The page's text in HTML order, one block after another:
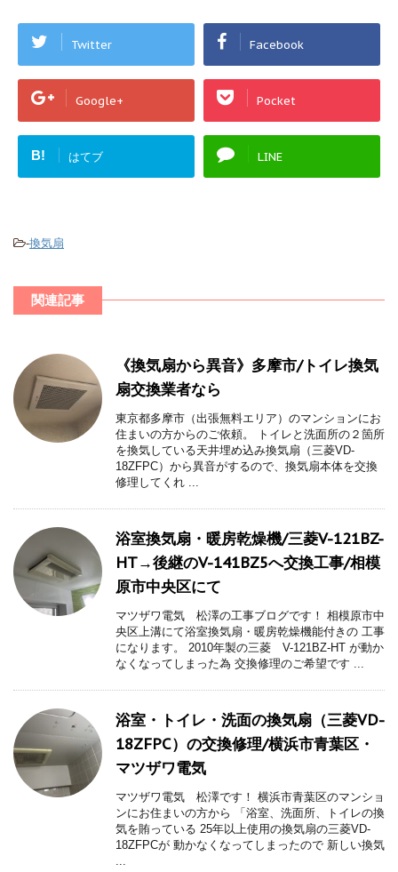
Twitter Facebook
Google+ Pocket
B! はてブ LINE
-換気扇
関連記事
《換気扇から異音》多摩市/トイレ換気
扇交換業者なら
東京都多摩市（出張無料エリア）のマンションにお
住まいの方からのご依頼。 トイレと洗面所の２箇所
を換気している天井埋め込み換気扇（三菱VD-
18ZFPC）から異音がするので、換気扇本体を交換
修理してくれ ...
浴室換気扇・暖房乾燥機/三菱V-121BZ-
HT→後継のV-141BZ5へ交換工事/相模
原市中央区にて
マツザワ電気 松澤の工事ブログです！ 相模原市中
央区上溝にて浴室換気扇・暖房乾燥機能付きの 工事
になります。 2010年製の三菱 V-121BZ-HT が動か
なくなってしまった為 交換修理のご希望です ...
浴室・トイレ・洗面の換気扇（三菱VD-
18ZFPC）の交換修理/横浜市青葉区・
マツザワ電気
マツザワ電気 松澤です！ 横浜市青葉区のマンショ
ンにお住まいの方から 「浴室、洗面所、トイレの換
気を賄っている 25年以上使用の換気扇の三菱VD-
18ZFPCが 動かなくなってしまったので 新しい換気
...